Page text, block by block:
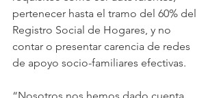
pertenecer hasta el tramo del 60% del
Registro Social de Hogares, y no
contar o presentar carencia de redes
de apoyo socio-familiares efectivas.